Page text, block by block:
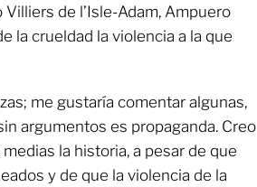
de l’Isle-Adam, Ampuero
la crueldad la violencia a la que
me gustaría comentar algunas,
argumentos es propaganda. Creo
la historia, a pesar de que
y de que la violencia de la